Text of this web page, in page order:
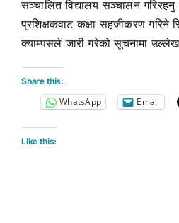
सञ्चालित विद्यालय सञ्चालन
प्रशिक्षकवाट कक्षा सहजीकरण गरिने
क्याम्पसले जारी गरेको सूचनामा
Share this:
WhatsApp Email
Like this: